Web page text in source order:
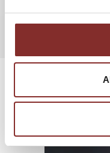
ZUM PROFIL
DIESE